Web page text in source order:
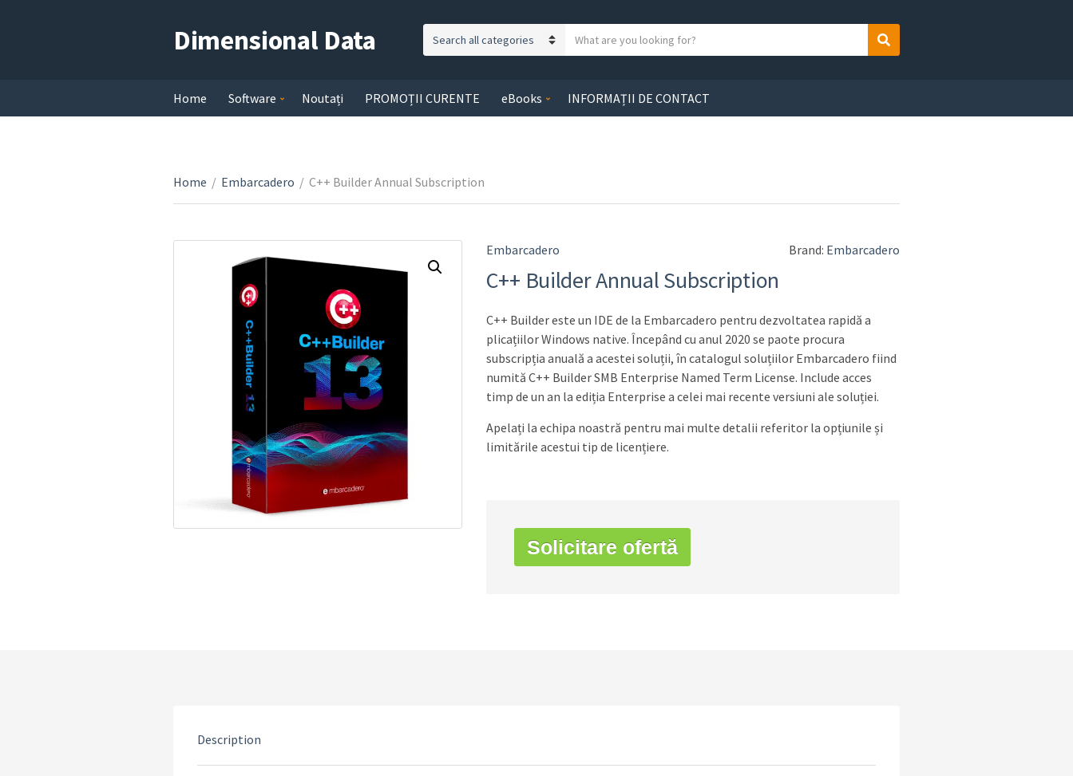
Dimensional Data
e
y
n
m
e
e
r
t
Search
Home Software Noutați PROMOȚII CURENTE eBooks INFORMAȚII DE CONTACT
Home / Embarcadero / C++ Builder Annual Subscription
Embarcadero Brand: Embarcadero
C++ Builder Annual Subscription
C++ Builder este un IDE de la Embarcadero pentru dezvoltatea rapidă a
plicațiilor Windows native. Începând cu anul 2020 se paote procura
subscripția anuală a acestei soluții, în catalogul soluțiilor Embarcadero fiind
numită C++ Builder SMB Enterprise Named Term License. Include acces
timp de un an la ediția Enterprise a celei mai recente versiuni ale soluției.
Apelați la echipa noastră pentru mai multe detalii referitor la opțiunile și
limitările acestui tip de licențiere.
Solicitare ofertă
Description